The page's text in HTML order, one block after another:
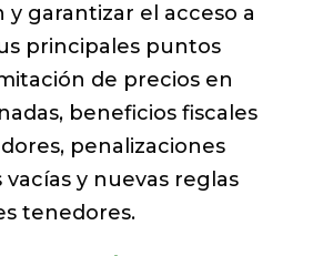
y garantizar el acceso a
principales puntos
de precios en
beneficios fiscales
penalizaciones
vacías y nuevas reglas
tenedores.